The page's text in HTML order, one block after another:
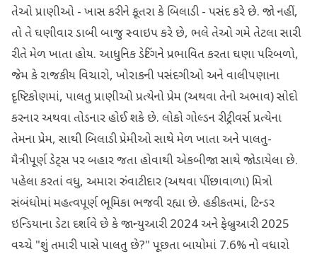
તેઓ પ્રાણીઓ - ખાસ કરીને કૂતરા કે બિલાડી - પસંદ કરે છે. જો નહીં,
તો તે ઘણીવાર ડાબી બાજુ સ્વાઇપ કરે છે, ભલે તેઓ ગમે તેટલા સારી
રીતે મેળ ખાતા હોય. આધુનિક ડેટિંગને પ્રભાવિત કરતા ઘણા પરિબળો,
જેમ કે રાજકીય વિચારો, ખોરાકની પસંદગીઓ અને વાલીપણાના
દૃષ્ટિકોણમાં, પાલતુ પ્રાણીઓ પ્રત્યેનો પ્રેમ (અથવા તેનો અભાવ) સોદો
કરનાર અથવા તોડનાર હોઈ શકે છે. લોકો ગોલ્ડન રીટ્રીવર્સ પ્રત્યેના
તેમના પ્રેમ, સાથી બિલાડી પ્રેમીઓ સાથે મેળ ખાતા અને પાલતુ-
મૈત્રીપૂર્ણ ડેટ્સ પર બહાર જતા હોવાથી એકબીજા સાથે જોડાયેલા છે.
પહેલા કરતાં વધુ, અમારા રુંવાટીદાર (અથવા પીંછાવાળા) મિત્રો
સંબંધોમાં મહત્વપૂર્ણ ભૂમિકા ભજવી રહ્યા છે. હકીકતમાં, ટિન્ડર
ઇન્ડિયાના ડેટા દર્શાવે છે કે જાન્યુઆરી 2024 અને ફેબ્રુઆરી 2025
વચ્ચે "શું તમારી પાસે પાલતુ છે?" પૂછતા બાયોમાં 7.6% નો વધારો